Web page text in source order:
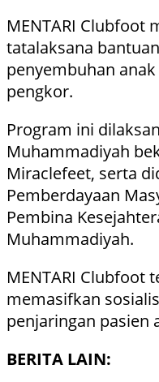
MENTARI Clubfoot
tatalaksana
penyembuhan
pengkor.
Program ini
Muhammadiyah
Miraclefeet, serta
Pemberdayaan
Pembina
Muhammadiyah.
MENTARI Clubfoot
memasifkan
penjaringan pasien
BERITA LAIN: